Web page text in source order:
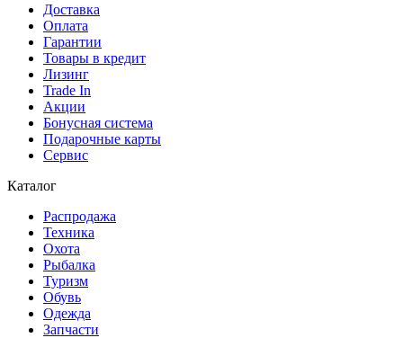
Доставка
Оплата
Гарантии
Товары в кредит
Лизинг
Trade In
Акции
Бонусная система
Подарочные карты
Сервис
Каталог
Распродажа
Техника
Охота
Рыбалка
Туризм
Обувь
Одежда
Запчасти